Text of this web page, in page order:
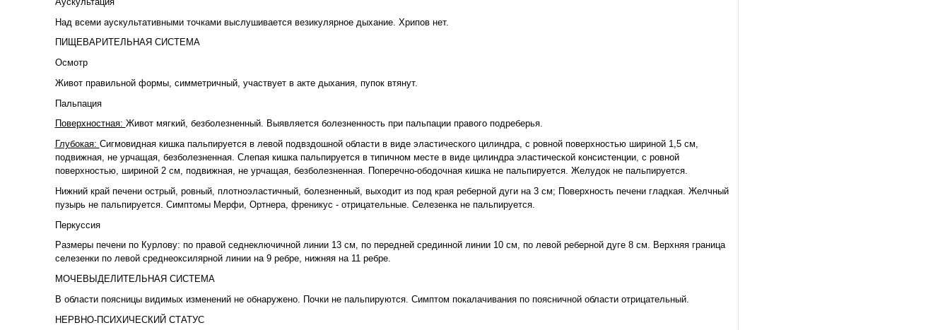
Над всеми аускультативными точками выслушивается везикулярное дыхание. Хрипов нет.
ПИЩЕВАРИТЕЛЬНАЯ СИСТЕМА
Осмотр
Живот правильной формы, симметричный, участвует в акте дыхания, пупок втянут.
Пальпация
Поверхностная: Живот мягкий, безболезненный. Выявляется болезненность при пальпации правого подреберья.
Глубокая: Сигмовидная кишка пальпируется в левой подвздошной области в виде эластического цилиндра, с ровной поверхностью шириной 1,5 см,
подвижная, не урчащая, безболезненная. Слепая кишка пальпируется в типичном месте в виде цилиндра эластической консистенции, с ровной
поверхностью, шириной 2 см, подвижная, не урчащая, безболезненная. Поперечно-ободочная кишка не пальпируется. Желудок не пальпируется.
Нижний край печени острый, ровный, плотноэластичный, болезненный, выходит из под края реберной дуги на 3 см; Поверхность печени гладкая. Желчный
пузырь не пальпируется. Симптомы Мерфи, Ортнера, френикус - отрицательные. Селезенка не пальпируется.
Перкуссия
Размеры печени по Курлову: по правой седнеключичной линии 13 см, по передней срединной линии 10 см, по левой реберной дуге 8 см. Верхняя граница
селезенки по левой среднеоксилярной линии на 9 ребре, нижняя на 11 ребре.
МОЧЕВЫДЕЛИТЕЛЬНАЯ СИСТЕМА
В области поясницы видимых изменений не обнаружено. Почки не пальпируются. Симптом покалачивания по поясничной области отрицательный.
НЕРВНО-ПСИХИЧЕСКИЙ СТАТУС